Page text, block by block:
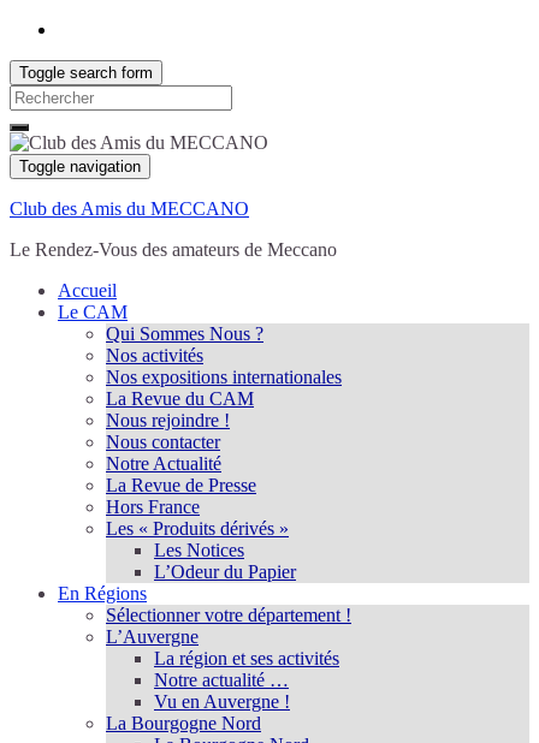
Toggle search form
Search
for:
Toggle navigation
Club des Amis du MECCANO
Le Rendez-Vous des amateurs de Meccano
Accueil
Le CAM
Qui Sommes Nous ?
Nos activités
Nos expositions internationales
La Revue du CAM
Nous rejoindre !
Nous contacter
Notre Actualité
La Revue de Presse
Hors France
Les « Produits dérivés »
Les Notices
L’Odeur du Papier
En Régions
Sélectionner votre département !
L’Auvergne
La région et ses activités
Notre actualité …
Vu en Auvergne !
La Bourgogne Nord